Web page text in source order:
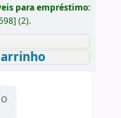
para empréstimo:
] (2).